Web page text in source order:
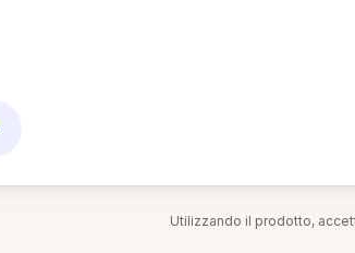
Utilizzando il prodotto,